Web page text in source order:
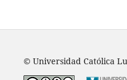
© Universidad Católica